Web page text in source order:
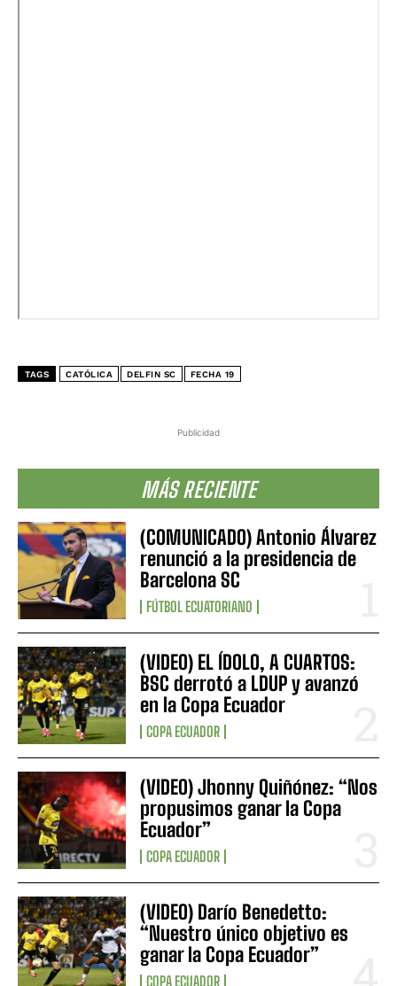
Publicidad
MÁS RECIENTE
(COMUNICADO) Antonio Álvarez
renunció a la presidencia de
Barcelona SC
FÚTBOL ECUATORIANO
(VIDEO) EL ÍDOLO, A CUARTOS:
BSC derrotó a LDUP y avanzó
en la Copa Ecuador
COPA ECUADOR
(VIDEO) Jhonny Quiñónez: “Nos
propusimos ganar la Copa
Ecuador”
COPA ECUADOR
(VIDEO) Darío Benedetto:
“Nuestro único objetivo es
ganar la Copa Ecuador”
COPA ECUADOR
TAGS CATÓLICA DELFIN SC FECHA 19